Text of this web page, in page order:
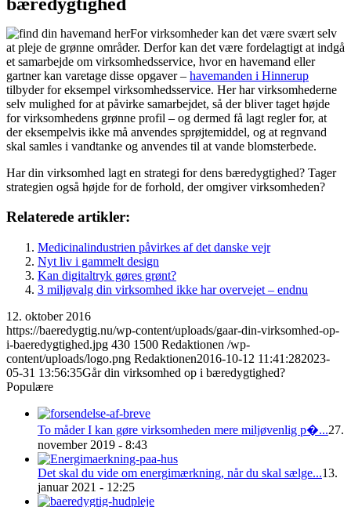
For virksomheder kan det være svært selv
at pleje de grønne områder. Derfor kan det være fordelagtigt at indgå
et samarbejde om virksomhedsservice, hvor en havemand eller
gartner kan varetage disse opgaver – havemanden i Hinnerup
tilbyder for eksempel virksomhedsservice. Her har virksomhederne
selv mulighed for at påvirke samarbejdet, så der bliver taget højde
for virksomhedens grønne profil – og dermed få lagt regler for, at
der eksempelvis ikke må anvendes sprøjtemiddel, og at regnvand
skal samles i vandtanke og anvendes til at vande blomsterbede.
Har din virksomhed lagt en strategi for dens bæredygtighed? Tager
strategien også højde for de forhold, der omgiver virksomheden?
Relaterede artikler:
Medicinalindustrien påvirkes af det danske vejr
Nyt liv i gammelt design
Kan digitaltryk gøres grønt?
3 miljøvalg din virksomhed ikke har overvejet – endnu
12. oktober 2016
https://baeredygtig.nu/wp-content/uploads/gaar-din-virksomhed-op-
i-baeredygtighed.jpg 430 1500 Redaktionen /wp-
content/uploads/logo.png Redaktionen2016-10-12 11:41:282023-
05-31 13:56:35Går din virksomhed op i bæredygtighed?
Populære
To måder I kan gøre virksomheden mere miljøvenlig p�...27.
november 2019 - 8:43
Det skal du vide om energimærkning, når du skal sælge...13.
januar 2021 - 12:25